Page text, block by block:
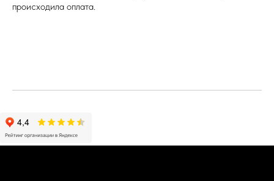
происходила оплата.